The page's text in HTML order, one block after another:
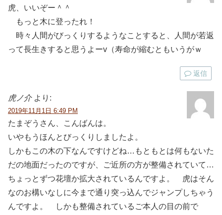
虎、いいぞー＾＾
もっと木に登ったれ！
時々人間がびっくりするようなことすると、人間が若返
って長生きすると思うよーv（寿命が縮むともいうがｗ
返信
虎ノ介 より:
2019年11月1日 6:49 PM
たまぞうさん、こんばんは。
いやもうほんとびっくりしましたよ。
しかもこの木の下なんですけどね…もともとは何もないた
だの地面だったのですが、ご近所の方が整備されていて…
ちょっとずつ花壇か拡大されているんですよ。 虎はそん
なのお構いなしに今まで通り突っ込んでジャンプしちゃう
んですよ。 しかも整備されているご本人の目の前で